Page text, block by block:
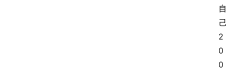
自
己
2
0
0